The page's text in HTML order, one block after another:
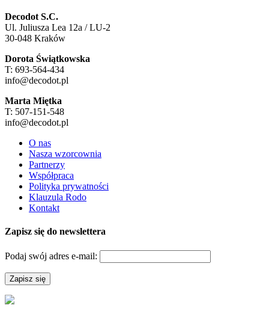
Decodot S.C.
Ul. Juliusza Lea 12a / LU-2
30-048 Kraków
Dorota Świątkowska
T: 693-564-434
info@decodot.pl
Marta Miętka
T: 507-151-548
info@decodot.pl
O nas
Nasza wzorcownia
Partnerzy
Współpraca
Polityka prywatności
Klauzula Rodo
Kontakt
Zapisz się do newslettera
Podaj swój adres e-mail: